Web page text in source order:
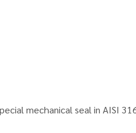
mechanical seal in AISI